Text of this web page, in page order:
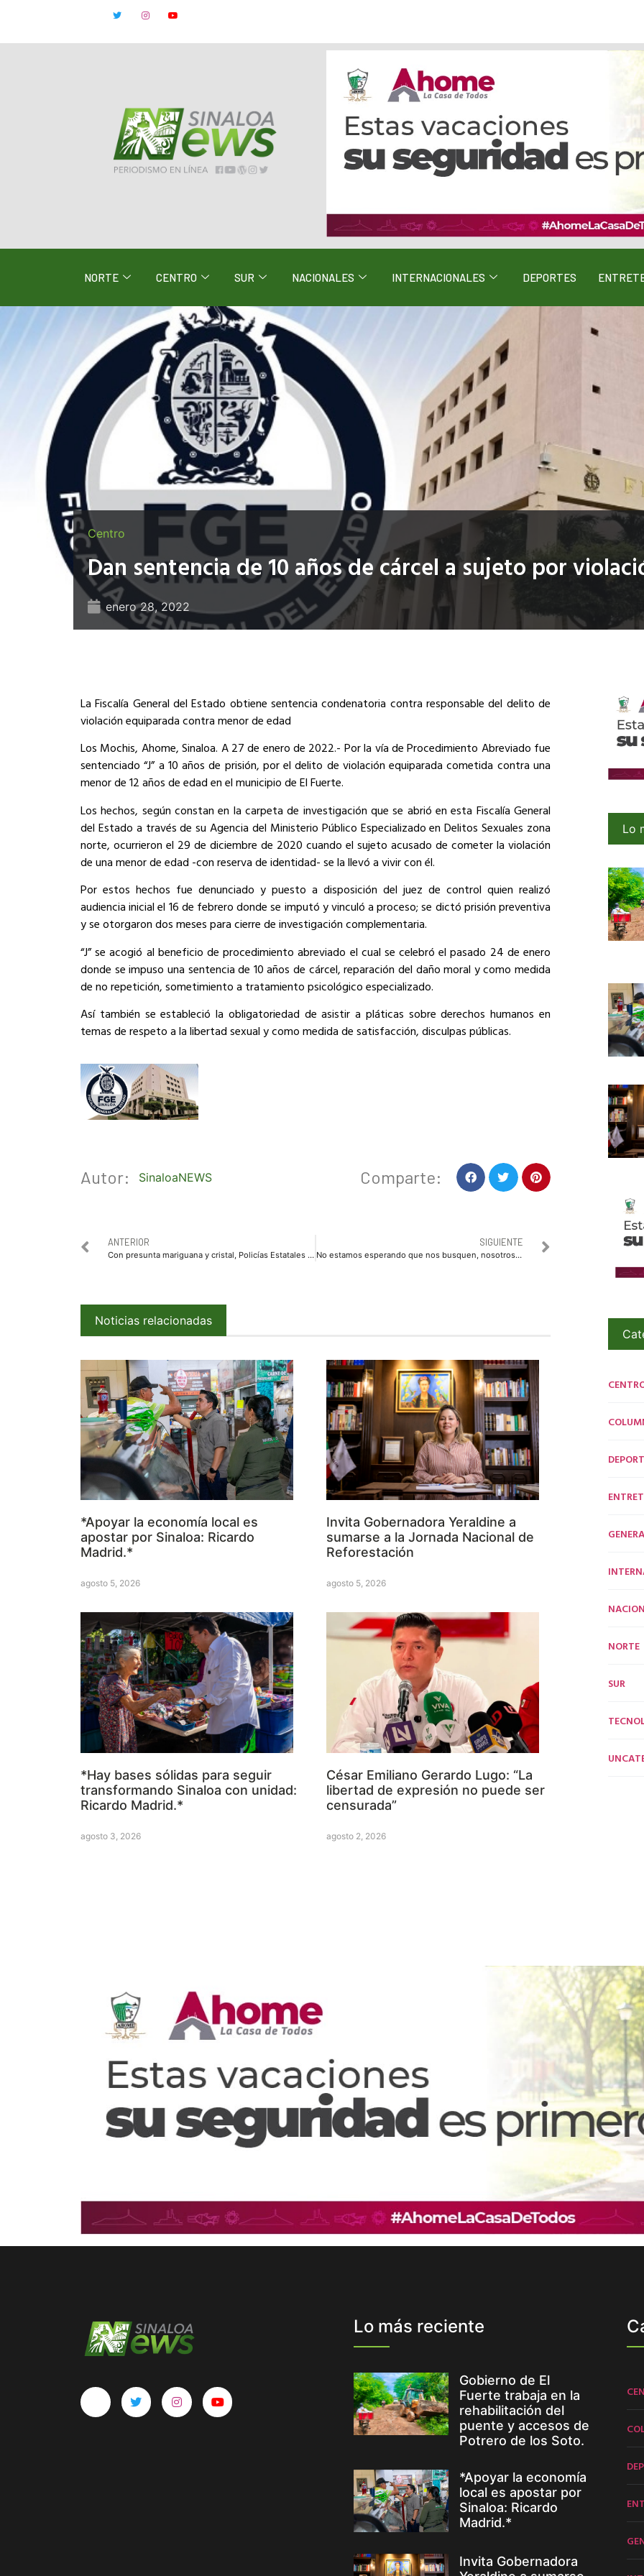
NORTE CENTRO SUR NACIONALES INTERNACIONALES DEPORTES
Centro
Dan sentencia de 10 años de cárcel a sujeto por
enero 28, 2022
La Fiscalía General del Estado obtiene sentencia condenatoria contra responsable del delito de
violación equiparada contra menor de edad
Los Mochis, Ahome, Sinaloa. A 27 de enero de 2022.- Por la vía de Procedimiento Abreviado fue
sentenciado “J” a 10 años de prisión, por el delito de violación equiparada cometida contra una
menor de 12 años de edad en el municipio de El Fuerte.
Los hechos, según constan en la carpeta de investigación que se abrió en esta Fiscalía General
del Estado a través de su Agencia del Ministerio Público Especializado en Delitos Sexuales zona
norte, ocurrieron el 29 de diciembre de 2020 cuando el sujeto acusado de cometer la violación
de una menor de edad -con reserva de identidad- se la llevó a vivir con él.
Por estos hechos fue denunciado y puesto a disposición del juez de control quien realizó
audiencia inicial el 16 de febrero donde se imputó y vinculó a proceso; se dictó prisión preventiva
y se otorgaron dos meses para cierre de investigación complementaria.
“J” se acogió al beneficio de procedimiento abreviado el cual se celebró el pasado 24 de enero
donde se impuso una sentencia de 10 años de cárcel, reparación del daño moral y como medida
de no repetición, sometimiento a tratamiento psicológico especializado.
Así también se estableció la obligatoriedad de asistir a pláticas sobre derechos humanos en
temas de respeto a la libertad sexual y como medida de satisfacción, disculpas públicas.
Autor: SinaloaNEWS Comparte:
ANTERIOR
Con presunta mariguana y cristal, Policías Estatales aseguran a un hombre
SIGUIENTE
No estamos esperando que nos busquen, nosotros venimos a estar cerca con la comunidad: Guerra Ochoa
Noticias relacionadas
*Apoyar la economía local es
apostar por Sinaloa: Ricardo
Madrid.*
agosto 5, 2026
Invita Gobernadora Yeraldine a
sumarse a la Jornada Nacional de
Reforestación
agosto 5, 2026
*Hay bases sólidas para seguir
transformando Sinaloa con unidad:
Ricardo Madrid.*
agosto 3, 2026
César Emiliano Gerardo Lugo: “La
libertad de expresión no puede ser
censurada”
agosto 2, 2026
Lo
NORTE
SUR
Lo más reciente
Gobierno de El
Fuerte trabaja en la
rehabilitación del
puente y accesos de
Potrero de los Soto.
*Apoyar la economía
local es apostar por
Sinaloa: Ricardo
Madrid.*
Invita Gobernadora